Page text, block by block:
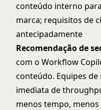
conteúdo interno
marca; requisitos de
antecipadamente
Recomendação de
com o Workflow
conteúdo. Equipes
imediata de
menos tempo,